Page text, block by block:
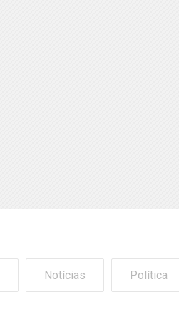
Notícias Política